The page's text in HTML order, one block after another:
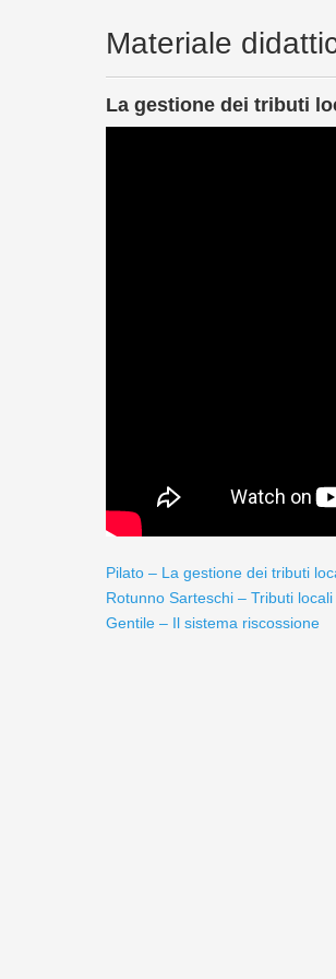
Materiale
La gestione dei tributi
Pilato – La gestione dei tributi
Rotunno Sarteschi – Tributi locali
Gentile – Il sistema riscossione